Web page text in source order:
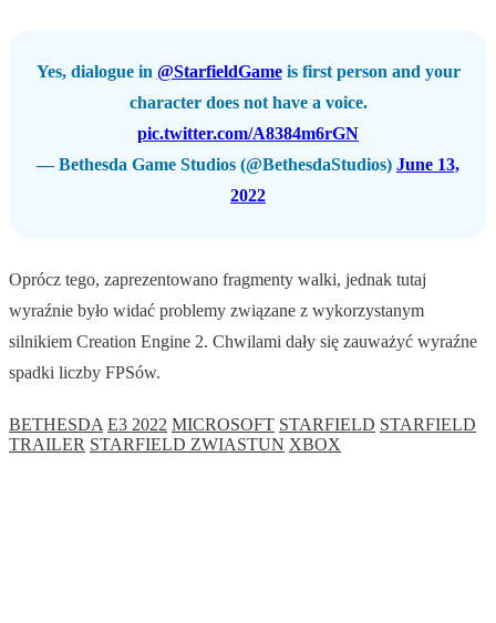
Yes, dialogue in @StarfieldGameis first person and your
character does not have a voice.
pic.twitter.com/A8384m6rGN
— Bethesda Game Studios (@BethesdaStudios) June 13,
2022
Oprócz tego, zaprezentowano fragmenty walki, jednak tutaj
wyraźnie było widać problemy związane z wykorzystanym
silnikiem Creation Engine 2. Chwilami dały się zauważyć wyraźne
spadki liczby FPSów.
BETHESDA E3 2022 MICROSOFT STARFIELD STARFIELD
TRAILER STARFIELD ZWIASTUN XBOX